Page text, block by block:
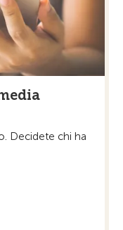
Decidete chi ha